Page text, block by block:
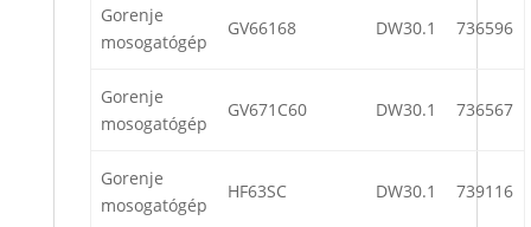
Gorenje
mosogatógép
GV66168 DW30.1 736596
Gorenje
mosogatógép
GV671C60 DW30.1 736567
Gorenje
mosogatógép
HF63SC DW30.1 739116